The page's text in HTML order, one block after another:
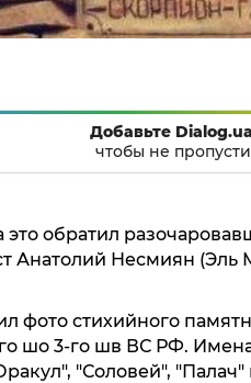
Добавьте
чтобы не
обратил
Анатолий Несмиян (Эль
фото стихийного
шо 3-го шв ВС РФ.
"Соловей", "Палач"